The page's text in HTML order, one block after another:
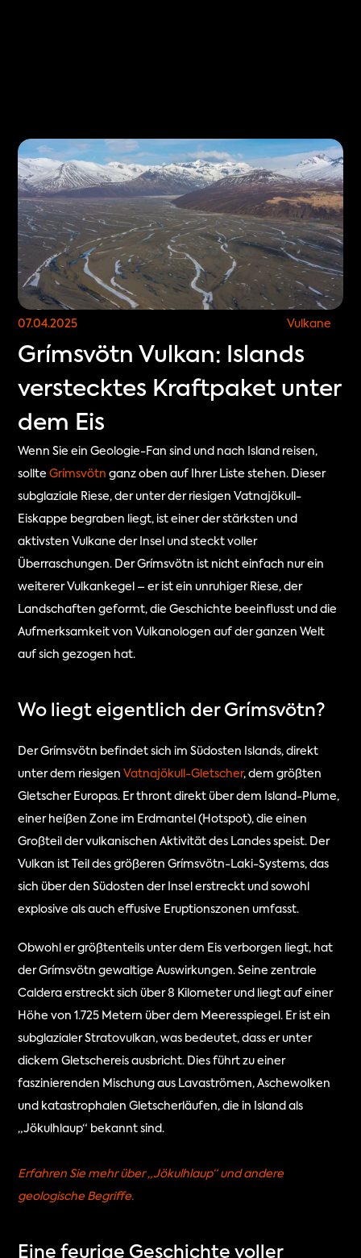
07.04.2025 Vulkane
Grímsvötn Vulkan: Islands
verstecktes Kraftpaket unter
dem Eis
Wenn Sie ein Geologie-Fan sind und nach Island reisen,
sollte Grímsvötn ganz oben auf Ihrer Liste stehen. Dieser
subglaziale Riese, der unter der riesigen Vatnajökull-
Eiskappe begraben liegt, ist einer der stärksten und
aktivsten Vulkane der Insel und steckt voller
Überraschungen. Der Grímsvötn ist nicht einfach nur ein
weiterer Vulkankegel – er ist ein unruhiger Riese, der
Landschaften geformt, die Geschichte beeinflusst und die
Aufmerksamkeit von Vulkanologen auf der ganzen Welt
auf sich gezogen hat.
Wo liegt eigentlich der Grímsvötn?
Der Grímsvötn befindet sich im Südosten Islands, direkt
unter dem riesigen Vatnajökull-Gletscher, dem größten
Gletscher Europas. Er thront direkt über dem Island-Plume,
einer heißen Zone im Erdmantel (Hotspot), die einen
Großteil der vulkanischen Aktivität des Landes speist. Der
Vulkan ist Teil des größeren Grímsvötn-Laki-Systems, das
sich über den Südosten der Insel erstreckt und sowohl
explosive als auch effusive Eruptionszonen umfasst.
Obwohl er größtenteils unter dem Eis verborgen liegt, hat
der Grímsvötn gewaltige Auswirkungen. Seine zentrale
Caldera erstreckt sich über 8 Kilometer und liegt auf einer
Höhe von 1.725 Metern über dem Meeresspiegel. Er ist ein
subglazialer Stratovulkan, was bedeutet, dass er unter
dickem Gletschereis ausbricht. Dies führt zu einer
faszinierenden Mischung aus Lavaströmen, Aschewolken
und katastrophalen Gletscherläufen, die in Island als
„Jökulhlaup“ bekannt sind.
Erfahren Sie mehr über „Jökulhlaup“ und andere
geologische Begriffe.
Eine feurige Geschichte voller